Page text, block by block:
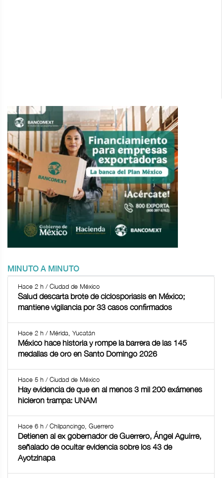
MINUTO A MINUTO
Hace 2 h / Ciudad de México
Salud descarta brote de ciclosporiasis en México;
mantiene vigilancia por 33 casos confirmados
Hace 2 h / Mérida, Yucatán
México hace historia y rompe la barrera de las 145
medallas de oro en Santo Domingo 2026
Hace 5 h / Ciudad de México
Hay evidencia de que en al menos 3 mil 200 exámenes
hicieron trampa: UNAM
Hace 6 h / Chilpancingo, Guerrero
Detienen al ex gobernador de Guerrero, Ángel Aguirre,
señalado de ocultar evidencia sobre los 43 de
Ayotzinapa